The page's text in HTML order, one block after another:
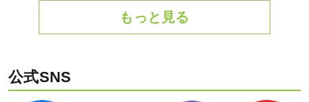
もっと見る
公式SNS